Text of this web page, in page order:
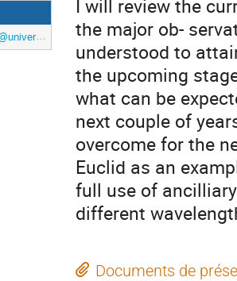
saclay.fr
I will review the
the major ob-
understood to
the upcoming
what can be
next couple of
overcome for the
Euclid as an
full use of
different
Documents de